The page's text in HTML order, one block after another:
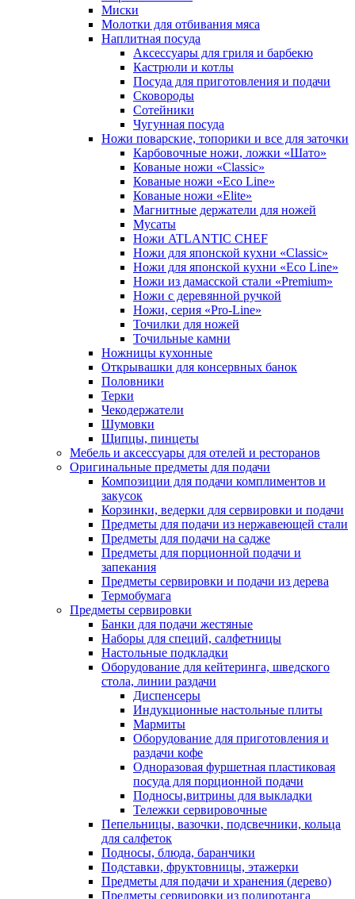
Миски
Молотки для отбивания мяса
Наплитная посуда
Аксессуары для гриля и барбекю
Кастрюли и котлы
Посуда для приготовления и подачи
Сковороды
Сотейники
Чугунная посуда
Ножи поварские, топорики и все для заточки
Карбовочные ножи, ложки «Шато»
Кованые ножи «Classic»
Кованые ножи «Eco Line»
Кованые ножи «Elite»
Магнитные держатели для ножей
Мусаты
Ножи ATLANTIC CHEF
Ножи для японской кухни «Classic»
Ножи для японской кухни «Eco Line»
Ножи из дамасской стали «Premium»
Ножи с деревянной ручкой
Ножи, серия «Pro-Line»
Точилки для ножей
Точильные камни
Ножницы кухонные
Открывашки для консервных банок
Половники
Терки
Чекодержатели
Шумовки
Щипцы, пинцеты
Мебель и аксессуары для отелей и ресторанов
Оригинальные предметы для подачи
Композиции для подачи комплиментов и
закусок
Корзинки, ведерки для сервировки и подачи
Предметы для подачи из нержавеющей стали
Предметы для подачи на садже
Предметы для порционной подачи и
запекания
Предметы сервировки и подачи из дерева
Термобумага
Предметы сервировки
Банки для подачи жестяные
Наборы для специй, салфетницы
Настольные подкладки
Оборудование для кейтеринга, шведского
стола, линии раздачи
Диспенсеры
Индукционные настольные плиты
Мармиты
Оборудование для приготовления и
раздачи кофе
Одноразовая фуршетная пластиковая
посуда для порционной подачи
Подносы,витрины для выкладки
Тележки сервировочные
Пепельницы, вазочки, подсвечники, кольца
для салфеток
Подносы, блюда, баранчики
Подставки, фруктовницы, этажерки
Предметы для подачи и хранения (дерево)
Предметы сервировки из полиротанга